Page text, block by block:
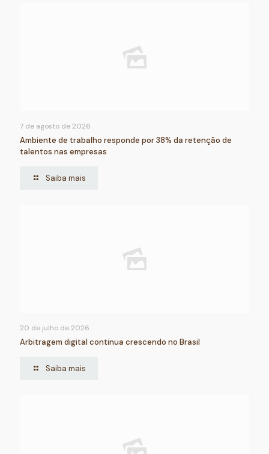
7 de agosto de 2026
Ambiente de trabalho responde por 38% da retenção de
talentos nas empresas
Saiba mais
20 de julho de 2026
Arbitragem digital continua crescendo no Brasil
Saiba mais